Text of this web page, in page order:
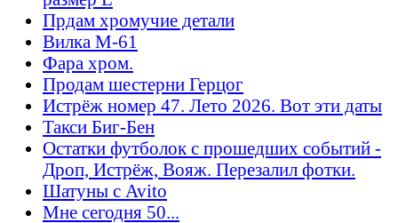
Прдам хромучие детали
Вилка М-61
Фара хром.
Продам шестерни Герцог
Истрёж номер 47. Лето 2026. Вот эти даты
Такси Биг-Бен
Остатки футболок с прошедших событий -
Дроп, Истрёж, Вояж. Перезалил фотки.
Шатуны с Avito
Мне сегодня 50...